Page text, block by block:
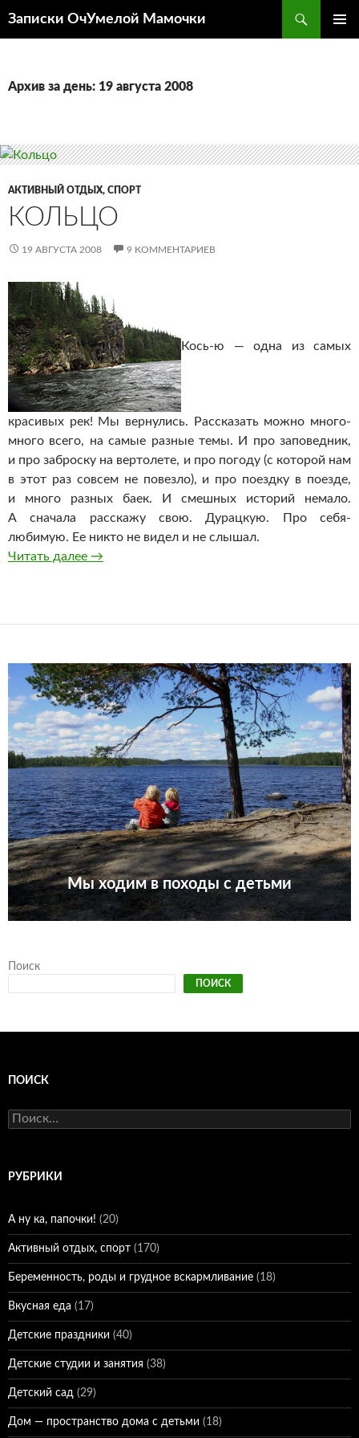
Записки ОчУмелой Мамочки
Архив за день: 19 августа 2008
АКТИВНЫЙ ОТДЫХ, СПОРТ
КОЛЬЦО
19 АВГУСТА 2008 9 КОММЕНТАРИЕВ
Кось-ю — одна из самых
красивых рек! Мы вернулись. Рассказать можно много-
много всего, на самые разные темы. И про заповедник,
и про заброску на вертолете, и про погоду (с которой нам
в этот раз совсем не повезло), и про поездку в поезде,
и много разных баек. И смешных историй немало.
А сначала расскажу свою. Дурацкую. Про себя-
любимую. Ее никто не видел и не слышал.
Читать далее Кольцо
→
Мы ходим в походы с детьми
Поиск
ПОИСК
ПОИСК
Найти:
РУБРИКИ
А ну ка, папочки! (20)
Активный отдых, спорт (170)
Беременность, роды и грудное вскармливание (18)
Вкусная еда (17)
Детские праздники (40)
Детские студии и занятия (38)
Детский сад (29)
Дом — пространство дома с детьми (18)